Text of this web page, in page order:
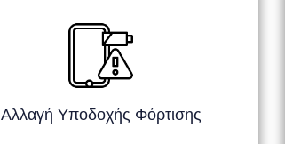
Αλλαγή Υποδοχής Φόρτισης